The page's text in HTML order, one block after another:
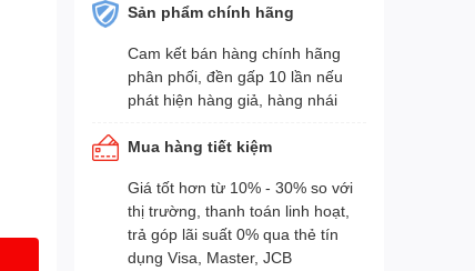
Sản phẩm chính hãng
Cam kết bán hàng chính hãng
phân phối, đền gấp 10 lần nếu
phát hiện hàng giả, hàng nhái
Mua hàng tiết kiệm
Giá tốt hơn từ 10% - 30% so với
thị trường, thanh toán linh hoạt,
trả góp lãi suất 0% qua thẻ tín
dụng Visa, Master, JCB